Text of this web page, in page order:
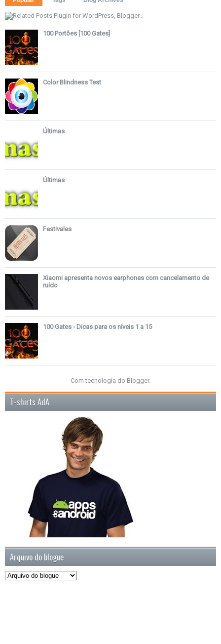
100 Portões [100 Gates]
Color Blindness Test
Últimas
Últimas
Festivales
Xiaomi apresenta novos earphones com cancelamento de
ruído
100 Gates - Dicas para os níveis 1 a 15
Com tecnologia do Blogger.
T-shirts AdA
Arquivo do blogue